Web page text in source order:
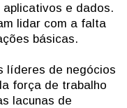
e dados.
lidar com a falta
básicas.
líderes de negócios
força de trabalho
lacunas de